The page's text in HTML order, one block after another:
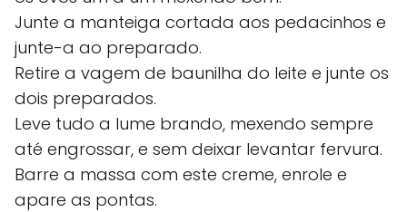
Junte a manteiga cortada aos pedacinhos e
junte-a ao preparado.
Retire a vagem de baunilha do leite e junte os
dois preparados.
Leve tudo a lume brando, mexendo sempre
até engrossar, e sem deixar levantar fervura.
Barre a massa com este creme, enrole e
apare as pontas.